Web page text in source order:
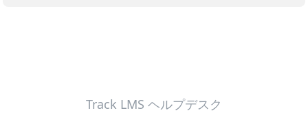
Track LMS ヘルプデスク